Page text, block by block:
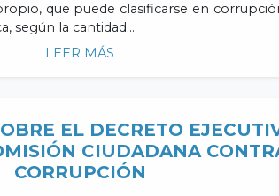
que puede clasificarse en
según la cantidad…
LEER MÁS
EL DECRETO
CIUDADANA
CORRUPCIÓN